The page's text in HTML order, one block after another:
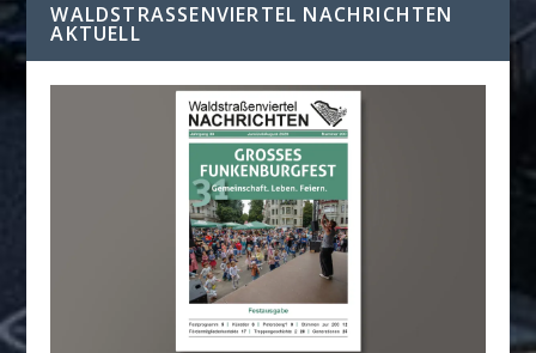
WALDSTRASSENVIERTEL NACHRICHTEN A
KTUELL